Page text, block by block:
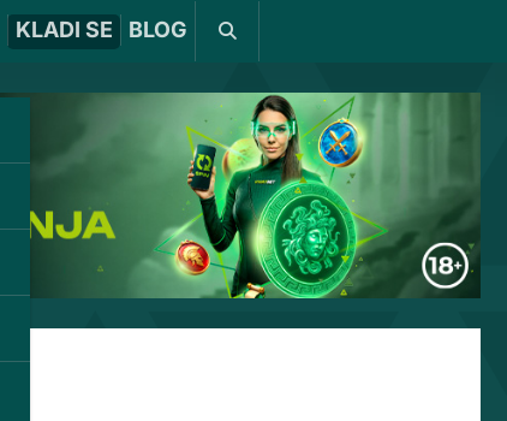
KLADI SE BLOG